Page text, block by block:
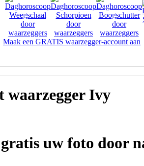
Maak een GRATIS waarzegger-account aan
waarzegger Ivy
uw foto door